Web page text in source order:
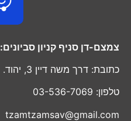
צמצם-דן סניף קניון סביונים:
כתובת: דרך משה דיין 3, יהוד.
טלפון: 03-536-7069
tzamtzamsav@gmail.com